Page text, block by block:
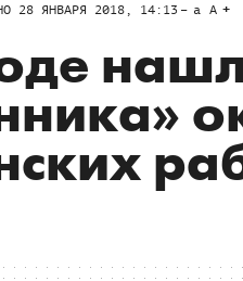
28 ЯНВАРЯ 2018, 14:13 a A